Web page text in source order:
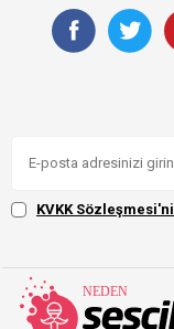
KVKK Sözleşmesi'ni